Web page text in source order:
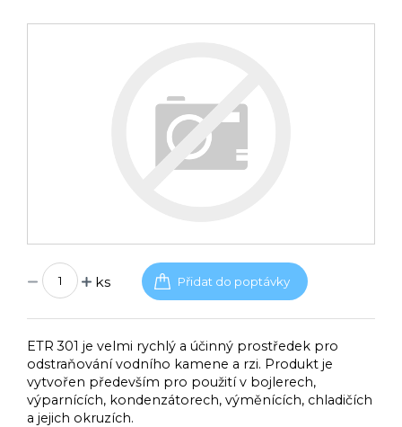
ks
ETR 301 je velmi rychlý a účinný prostředek pro
odstraňování vodního kamene a rzi. Produkt je
vytvořen především pro použití v bojlerech,
výparnících, kondenzátorech, výměnících, chladičích
a jejich okruzích.